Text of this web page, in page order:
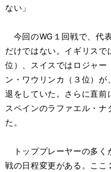
ない」
今回のWG１回戦で、代
だけではない。イギリスで
位）、スイスではロジャー
ン・ワウリンカ（３位）
退をしていた。さらに直前
スペインのラファエル・ナ
た。
トッププレーヤーの多く
戦の日程変更がある。ここ